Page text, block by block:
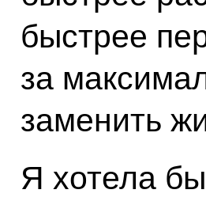
быстрее
за
заменить
Я хотела